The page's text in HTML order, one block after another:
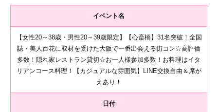
イベント名
【女性20～38歳・男性20～39歳限定】【心斎橋】31名突破！全国
誌・美人百花に取材を受けた大阪で一番出会える街コン☆高評価
多数！隠れ家レストラン貸切☆お一人様参加多数！お料理はイタ
リアンコース料理！【カジュアルな雰囲気】LINE交換自由＆席が
えあり！
日付